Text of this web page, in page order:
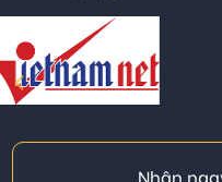
Nhận